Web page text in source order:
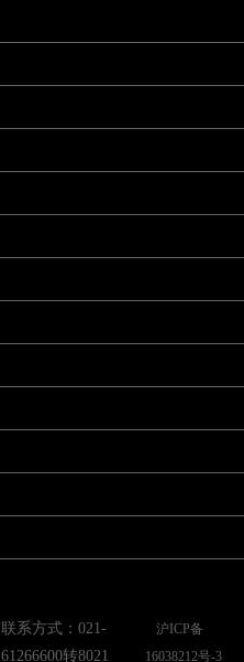
联系方式：021-
61266600转8021
沪ICP备
16038212号-3